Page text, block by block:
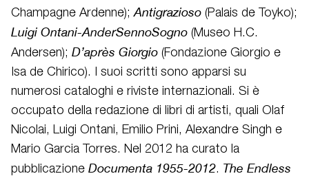
Champagne Ardenne);Antigrazioso (Palais de Toyko);
Luigi Ontani-AnderSennoSogno (Museo H.C.
Andersen); D’après Giorgio (Fondazione Giorgio e
Isa de Chirico). I suoi scritti sono apparsi su
numerosi cataloghi e riviste internazionali. Si è
occupato della redazione di libri di artisti, quali Olaf
Nicolai, Luigi Ontani, Emilio Prini, Alexandre Singh e
Mario Garcia Torres. Nel 2012 ha curato la
pubblicazione Documenta 1955-2012. The Endless